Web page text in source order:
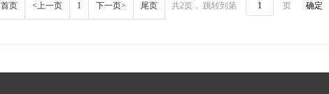
首页 <上一页 1 下一页> 尾页 共2页， 跳转到第 页